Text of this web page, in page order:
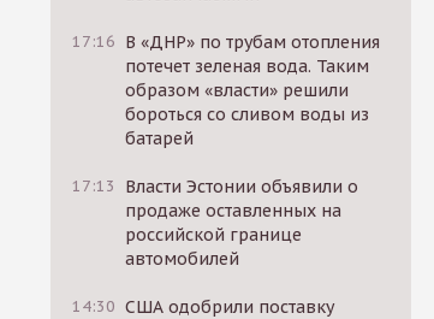
17:16 В «ДНР» по трубам отопления
потечет зеленая вода. Таким
образом «власти» решили
бороться со сливом воды из
батарей
17:13
Власти Эстонии объявили о
продаже оставленных на
российской границе
автомобилей
14:30 США одобрили поставку